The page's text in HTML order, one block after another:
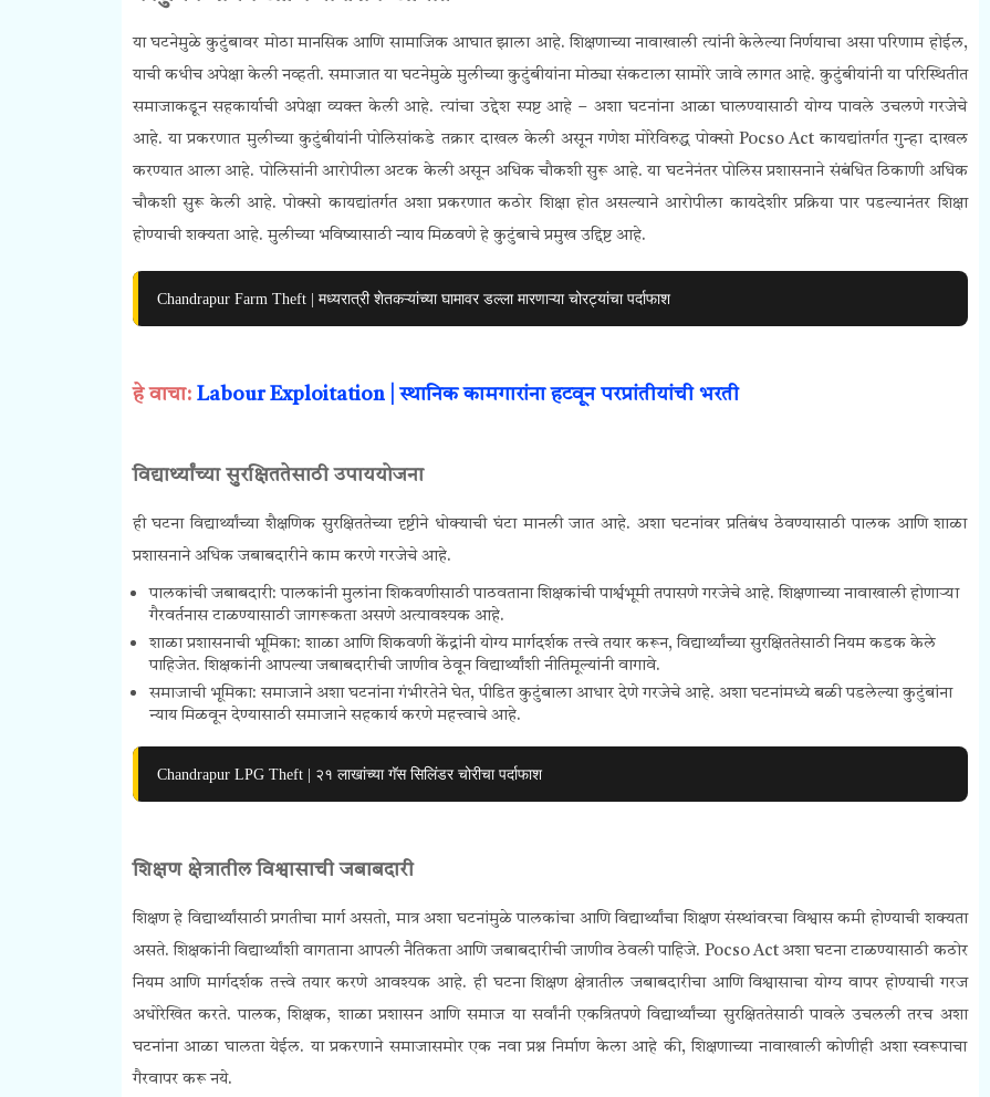
या घटनेमुळे कुटुंबावर मोठा मानसिक आणि सामाजिक आघात झाला आहे. शिक्षणाच्या नावाखाली त्यांनी केलेल्या निर्णयाचा असा परिणाम होईल,
याची कधीच अपेक्षा केली नव्हती. समाजात या घटनेमुळे मुलीच्या कुटुंबीयांना मोठ्या संकटाला सामोरे जावे लागत आहे.कुटुंबीयांनी या परिस्थितीत
समाजाकडून सहकार्याची अपेक्षा व्यक्त केली आहे. त्यांचा उद्देश स्पष्ट आहे – अशा घटनांना आळा घालण्यासाठी योग्य पावले उचलणे गरजेचे
आहे.या प्रकरणात मुलीच्या कुटुंबीयांनी पोलिसांकडे तक्रार दाखल केली असून गणेश मोरेविरुद्ध पोक्सोPocso Act कायद्यांतर्गत गुन्हा दाखल
करण्यात आला आहे. पोलिसांनी आरोपीला अटक केली असून अधिक चौकशी सुरू आहे. या घटनेनंतर पोलिस प्रशासनाने संबंधित ठिकाणी अधिक
चौकशी सुरू केली आहे.पोक्सो कायद्यांतर्गत अशा प्रकरणात कठोर शिक्षा होत असल्याने आरोपीला कायदेशीर प्रक्रिया पार पडल्यानंतर शिक्षा
होण्याची शक्यता आहे. मुलीच्या भविष्यासाठी न्याय मिळवणे हे कुटुंबाचे प्रमुख उद्दिष्ट आहे.
Chandrapur Farm Theft | मध्यरात्री शेतकऱ्यांच्या घामावर डल्ला मारणाऱ्या चोरट्यांचा पर्दाफाश
हे वाचा: Labour Exploitation | स्थानिक कामगारांना हटवून परप्रांतीयांची भरती
विद्यार्थ्यांच्या सुरक्षिततेसाठी उपाययोजना
ही घटना विद्यार्थ्यांच्या शैक्षणिक सुरक्षिततेच्या दृष्टीने धोक्याची घंटा मानली जात आहे. अशा घटनांवर प्रतिबंध ठेवण्यासाठी पालक आणि शाळा
प्रशासनाने अधिक जबाबदारीने काम करणे गरजेचे आहे.
पालकांची जबाबदारी: पालकांनी मुलांना शिकवणीसाठी पाठवताना शिक्षकांची पार्श्वभूमी तपासणे गरजेचे आहे. शिक्षणाच्या नावाखाली होणाऱ्या
गैरवर्तनास टाळण्यासाठी जागरूकता असणे अत्यावश्यक आहे.
शाळा प्रशासनाची भूमिका: शाळा आणि शिकवणी केंद्रांनी योग्य मार्गदर्शक तत्त्वे तयार करून, विद्यार्थ्यांच्या सुरक्षिततेसाठी नियम कडक केले
पाहिजेत. शिक्षकांनी आपल्या जबाबदारीची जाणीव ठेवून विद्यार्थ्यांशी नीतिमूल्यांनी वागावे.
समाजाची भूमिका: समाजाने अशा घटनांना गंभीरतेने घेत, पीडित कुटुंबाला आधार देणे गरजेचे आहे. अशा घटनांमध्ये बळी पडलेल्या कुटुंबांना
न्याय मिळवून देण्यासाठी समाजाने सहकार्य करणे महत्त्वाचे आहे.
Chandrapur LPG Theft | २१ लाखांच्या गॅस सिलिंडर चोरीचा पर्दाफाश
शिक्षण क्षेत्रातील विश्वासाची जबाबदारी
शिक्षण हे विद्यार्थ्यांसाठी प्रगतीचा मार्ग असतो, मात्र अशा घटनांमुळे पालकांचा आणि विद्यार्थ्यांचा शिक्षण संस्थांवरचा विश्वास कमी होण्याची शक्यता
असते. शिक्षकांनी विद्यार्थ्यांशी वागताना आपली नैतिकता आणि जबाबदारीची जाणीव ठेवली पाहिजे.Pocso Actअशा घटना टाळण्यासाठी कठोर
नियम आणि मार्गदर्शक तत्त्वे तयार करणे आवश्यक आहे. ही घटना शिक्षण क्षेत्रातील जबाबदारीचा आणि विश्वासाचा योग्य वापर होण्याची गरज
अधोरेखित करते. पालक, शिक्षक, शाळा प्रशासन आणि समाज या सर्वांनी एकत्रितपणे विद्यार्थ्यांच्या सुरक्षिततेसाठी पावले उचलली तरच अशा
घटनांना आळा घालता येईल. या प्रकरणाने समाजासमोर एक नवा प्रश्न निर्माण केला आहे की, शिक्षणाच्या नावाखाली कोणीही अशा स्वरूपाचा
गैरवापर करू नये.